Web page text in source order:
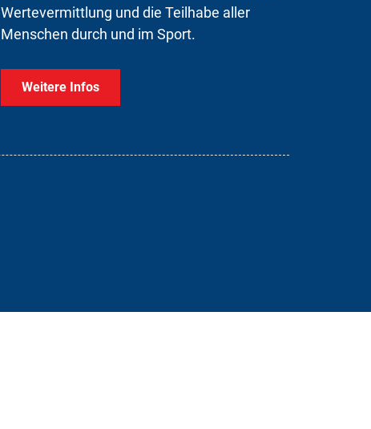
Wertevermittlung und die Teilhabe aller
Menschen durch und im Sport.
Weitere Infos